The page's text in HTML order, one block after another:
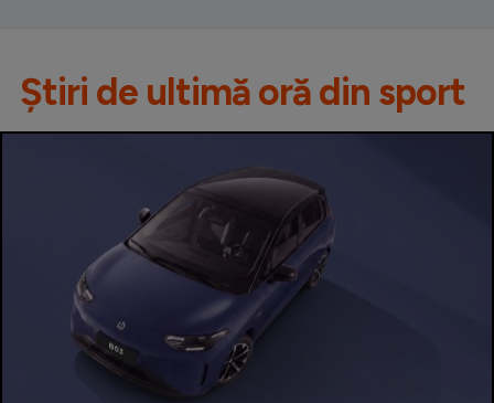
Știri de ultimă oră din sport